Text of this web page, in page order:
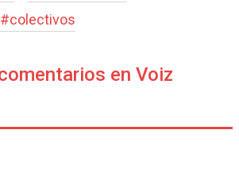
#colectivos
en Voiz